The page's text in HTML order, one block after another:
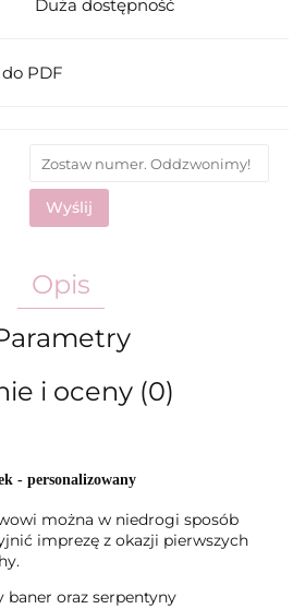
Duża dostępność
PDF
Wyślij
Opis
i oceny (0)
- personalizowany
można w niedrogi sposób
imprezę z okazji pierwszych
baner oraz serpentyny